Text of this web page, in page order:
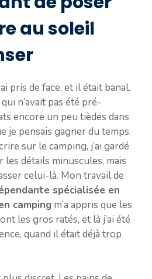
au soleil
pris de face, et il était banal.
n’avait pas été pré-
encore un peu tièdes dans
je pensais gagner du temps.
sur le camping, j’ai gardé
détails minuscules, mais
celui-là. Mon travail de
spécialisée en
camping m’a appris que les
les gros ratés, et là j’ai été
quand il était déjà trop